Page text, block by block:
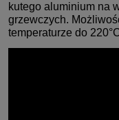
kutego aluminium na
grzewczych.
temperaturze do